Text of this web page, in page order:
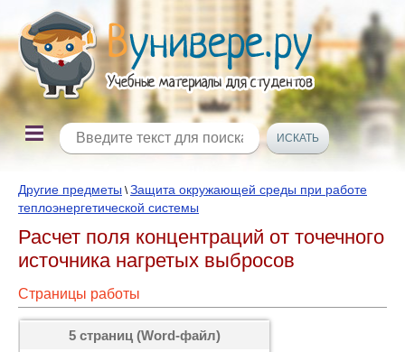
Другие предметы \Защита окружающей среды при работе
теплоэнергетической системы
Расчет поля концентраций от точечного
источника нагретых выбросов
Страницы работы
5 страниц (Word-файл)